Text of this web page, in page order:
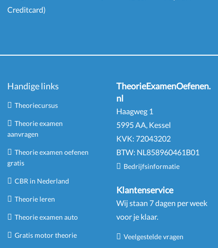
Creditcard)
Handige links
Theoriecursus
Theorie examen
aanvragen
Theorie examen oefenen
gratis
CBR in Nederland
Theorie leren
Theorie examen auto
Gratis motor theorie
TheorieExamenOefenen.
nl
Haagweg 1
5995 AA, Kessel
KVK: 72043202
BTW: NL858960461B01
Bedrijfsinformatie
Klantenservice
Wij staan 7 dagen per week
voor je klaar.
Veelgestelde vragen